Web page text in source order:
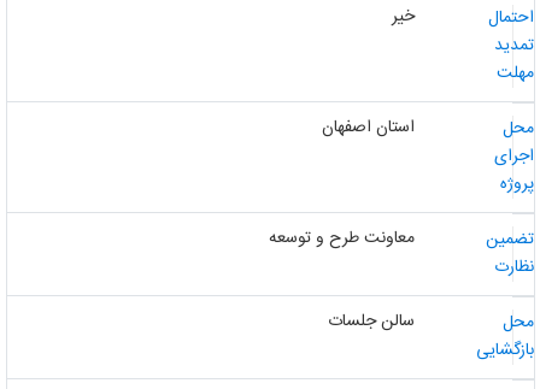
خیر
استان اصفهان
معاونت طرح و توسعه
سالن جلسات